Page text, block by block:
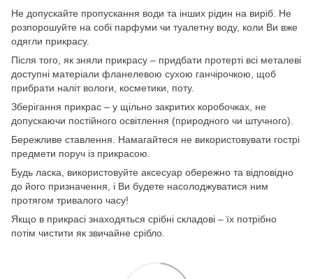
Не допускайте пропускання води та інших рідин на виріб. Не
розпорошуйте на собі парфуми чи туалетну воду, коли Ви вже
одягли прикрасу.
Після того, як зняли прикрасу – придбати протерті всі металеві
доступні матеріали фланелевою сухою ганчірочкою, щоб
прибрати наліт вологи, косметики, поту.
Зберігання прикрас – у щільно закритих коробочках, не
допускаючи постійного освітлення (природного чи штучного).
Бережливе ставлення. Намагайтеся не використовувати гострі
предмети поруч із прикрасою.
Будь ласка, використовуйте аксесуар обережно та відповідно
до його призначення, і Ви будете насолоджуватися ним
протягом тривалого часу!
Якщо в прикрасі знаходяться срібні складові – їх потрібно
потім чистити як звичайне срібло.